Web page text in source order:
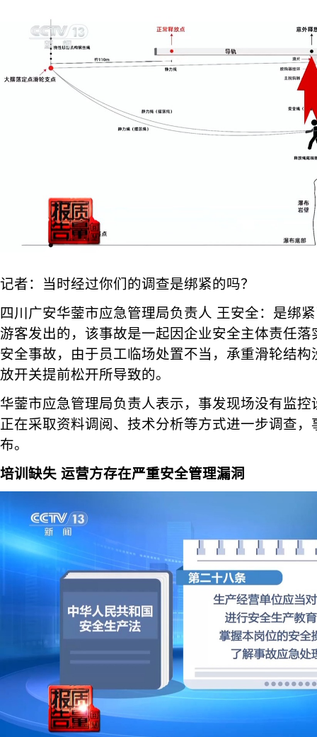
记者：当时经过你们的调查是绑紧的吗？
四川广安华蓥市应急管理局负责人 王安全：是绑
游客发出的，该事故是一起因企业安全主体责任
安全事故，由于员工临场处置不当，承重滑轮结
放开关提前松开所导致的。
华蓥市应急管理局负责人表示，事发现场没有监
正在采取资料调阅、技术分析等方式进一步调查
布。
培训缺失 运营方存在严重安全管理漏洞